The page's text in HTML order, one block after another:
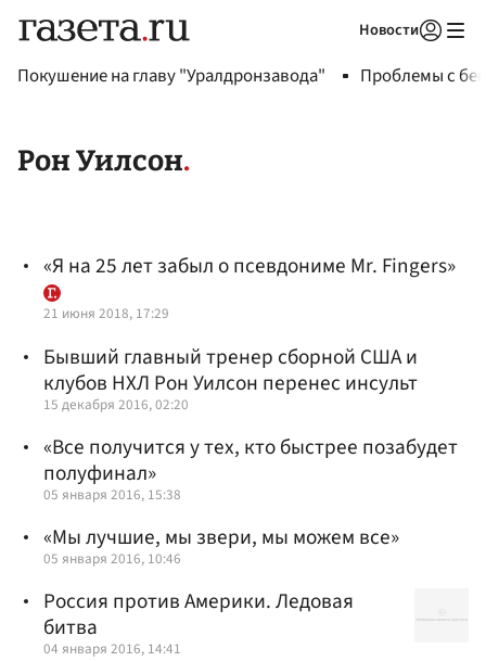
Новости
Покушение на главу "Уралдронзавода" Проблемы с
Рон Уилсон
«Я на 25 лет забыл о псевдониме Mr. Fingers»
21 июня 2018, 17:29
Бывший главный тренер сборной США и
клубов НХЛ Рон Уилсон перенес инсульт
15 декабря 2016, 02:20
«Все получится у тех, кто быстрее позабудет
полуфинал»
05 января 2016, 15:38
«Мы лучшие, мы звери, мы можем все»
05 января 2016, 10:46
Россия против Америки. Ледовая
битва
04 января 2016, 14:41